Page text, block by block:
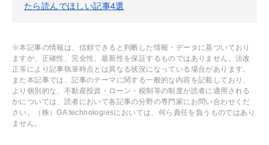
たら読んでほしい記事4選
※本記事の情報は、信頼できると判断した情報・データに基づいており
ますが、正確性、完全性、最新性を保証するものではありません。法改
正等により記事執筆時点とは異なる状況になっている場合があります。
また本記事では、記事のテーマに関する一般的な内容を記載しており、
より個別的な、不動産投資・ローン・税制等の制度が読者に適用される
かについては、読者において各記事の分野の専門家にお問い合わせくだ
さい。（株）GA technologiesにおいては、何ら責任を負うものではあり
ません。